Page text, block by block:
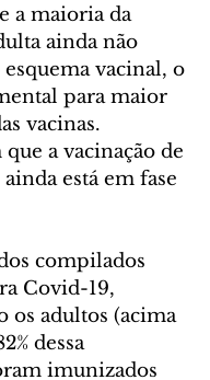
a maioria da
ainda não
vacinal, o
para maior
vacinas.
a vacinação de
está em fase
compilados
Covid-19,
os adultos (acima
dessa
imunizados